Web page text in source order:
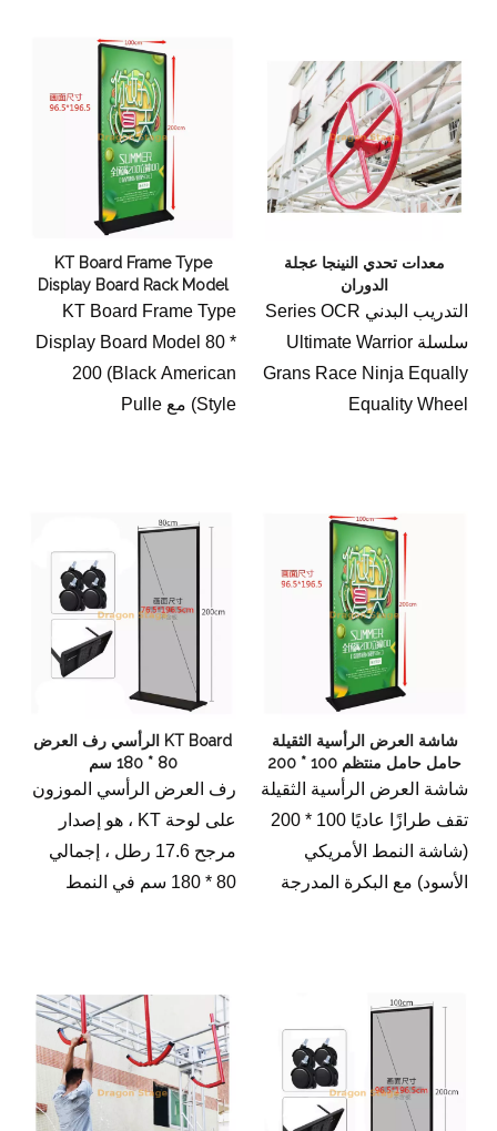
KT Board Frame Type
Display Board Rack Model
80 * 200cm
KT Board Frame Type
Display Board Model 80 *
200 (Black American
Style) مع Pulle
معدات تحدي النينجا عجلة
الدوران
التدريب البدني Series OCR
سلسلة Ultimate Warrior
Grans Race Ninja Equally
Equality Wheel
KT Board الرأسي رف العرض
80 * 180 سم
رف العرض الرأسي الموزون
على لوحة KT ، هو إصدار
مرجح 17.6 رطل ، إجمالي
80 * 180 سم في النمط
شاشة العرض الرأسية الثقيلة
حامل حامل منتظم 100 * 200
سم
شاشة العرض الرأسية الثقيلة
تقف طرازًا عاديًا 100 * 200
(شاشة النمط الأمريكي
الأسود) مع البكرة المدرجة